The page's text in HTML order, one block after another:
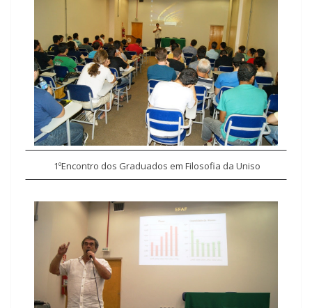
1ºEncontro dos Graduados em Filosofia da Uniso